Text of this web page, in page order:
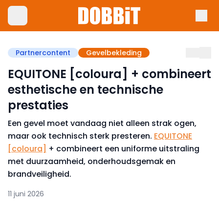
Partnercontent Gevelbekleding
EQUITONE [coloura] + combineert
esthetische en technische
prestaties
Een gevel moet vandaag niet alleen strak ogen,
maar ook technisch sterk presteren. EQUITONE
[coloura] + combineert een uniforme uitstraling
met duurzaamheid, onderhoudsgemak en
brandveiligheid.
11 juni 2026